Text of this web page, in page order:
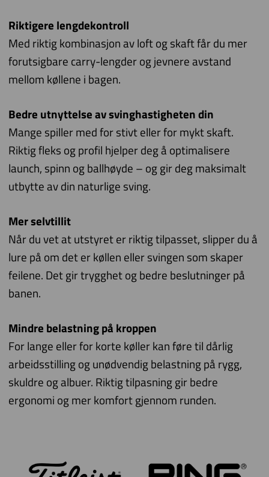
Riktigere lengdekontroll
Med riktig kombinasjon av loft og skaft får du mer
forutsigbare carry-lengder og jevnere avstand
mellom køllene i bagen.
Bedre utnyttelse av svinghastigheten din
Mange spiller med for stivt eller for mykt skaft.
Riktig fleks og profil hjelper deg å optimalisere
launch, spinn og ballhøyde – og gir deg maksimalt
utbytte av din naturlige sving.
Mer selvtillit
Når du vet at utstyret er riktig tilpasset, slipper du å
lure på om det er køllen eller svingen som skaper
feilene. Det gir trygghet og bedre beslutninger på
banen.
Mindre belastning på kroppen
For lange eller for korte køller kan føre til dårlig
arbeidsstilling og unødvendig belastning på rygg,
skuldre og albuer. Riktig tilpasning gir bedre
ergonomi og mer komfort gjennom runden.